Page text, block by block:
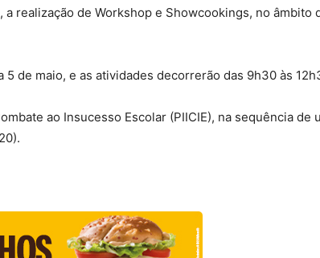
realização de Workshop e Showcookings, no âmbito
de maio, e as atividades decorrerão das 9h30 às
ao Insucesso Escolar (PIICIE), na sequência de